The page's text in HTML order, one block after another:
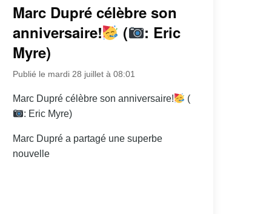
Marc Dupré célèbre son
anniversaire!
(
: Eric
Myre)
Publié le mardi 28 juillet à 08:01
Marc Dupré célèbre son anniversaire!
(
: Eric Myre)
Marc Dupré a partagé une superbe
nouvelle